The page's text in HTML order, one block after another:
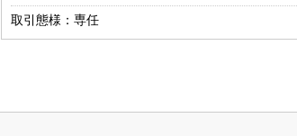
取引態様：専任